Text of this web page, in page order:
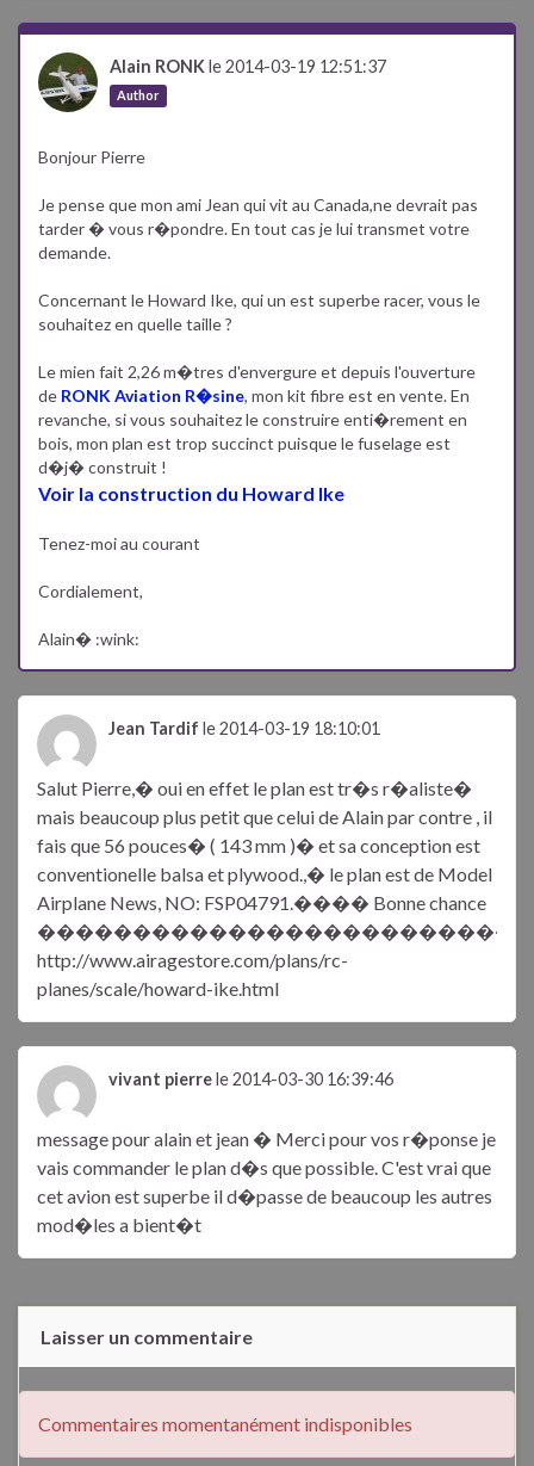
Alain RONKle 2014-03-19 12:51:37
Author
Bonjour Pierre
Je pense que mon ami Jean qui vit au Canada,ne devrait pas
tarder � vous r�pondre. En tout cas je lui transmet votre
demande.
Concernant le Howard Ike, qui un est superbe racer, vous le
souhaitez en quelle taille ?
Le mien fait 2,26 m�tres d'envergure et depuis l'ouverture
de RONK Aviation R�sine, mon kit fibre est en vente. En
revanche, si vous souhaitez le construire enti�rement en
bois, mon plan est trop succinct puisque le fuselage est
d�j� construit !
Voir la construction du Howard Ike
Tenez-moi au courant
Cordialement,
Alain� :wink:
Jean Tardif le 2014-03-19 18:10:01
Salut Pierre,� oui en effet le plan est tr�s r�aliste�
mais beaucoup plus petit que celui de Alain par contre , il
fais que 56 pouces� ( 143 mm )� et sa conception est
conventionelle balsa et plywood.,� le plan est de Model
Airplane News, NO: FSP04791.���� Bonne chance
http://www.airagestore.com/plans/rc-
planes/scale/howard-ike.html
vivant pierrele 2014-03-30 16:39:46
message pour alain et jean � Merci pour vos r�ponse je
vais commander le plan d�s que possible. C'est vrai que
cet avion est superbe il d�passe de beaucoup les autres
mod�les a bient�t
Laisser un commentaire
Commentaires momentanément indisponibles